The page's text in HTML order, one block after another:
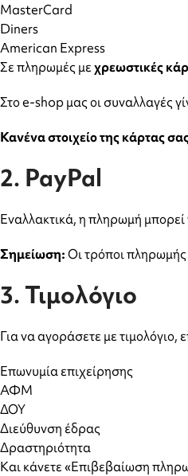
MasterCard
Diners
American Express
Σε πληρωμές μεχρεωστικές
Στο e-shop μας οι συναλλαγές
Κανένα στοιχείο της κάρτας
2. PayPal
Εναλλακτικά, η πληρωμή
Σημείωση:Οι τρόποι πληρωμής
3. Τιμολόγιο
Για να αγοράσετε με
Επωνυμία επιχείρησης
ΑΦΜ
ΔΟΥ
Διεύθυνση έδρας
Δραστηριότητα
Και κάνετε «Επιβεβαίωση